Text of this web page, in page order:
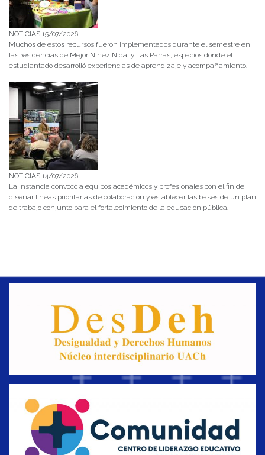
NOTICIAS 15/07/2026
Muchos de estos recursos fueron implementados durante el semestre en
las residencias de Mejor Niñez Nidal y Las Parras, espacios donde el
estudiantado desarrolló experiencias de aprendizaje y acompañamiento.
NOTICIAS 14/07/2026
La instancia convocó a equipos académicos y profesionales con el fin de
diseñar líneas prioritarias de colaboración y establecer las bases de un plan
de trabajo conjunto para el fortalecimiento de la educación pública.